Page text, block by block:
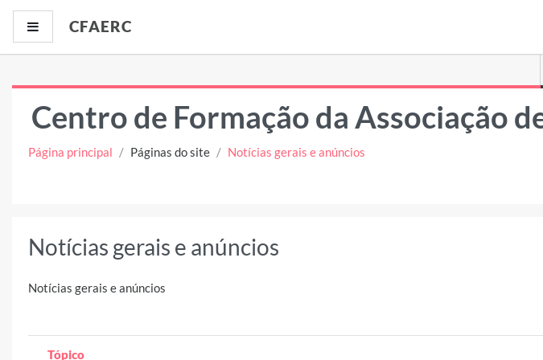
Ir para o conteúdo principal
Painel lateral
CFAERC
Centro de Formação da Associação
Página principal Páginas do site Notícias gerais e anúncios
Notícias gerais e anúncios
Notícias gerais e anúncios
Tópico